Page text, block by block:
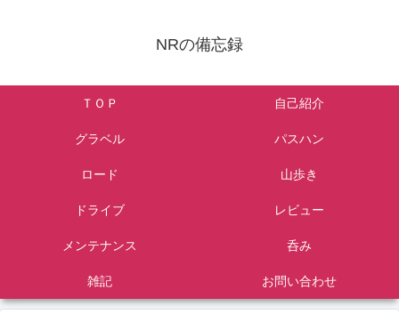
NRの備忘録
ＴＯＰ 自己紹介
グラベル パスハン
ロード 山歩き
ドライブ レビュー
メンテナンス 呑み
雑記 お問い合わせ